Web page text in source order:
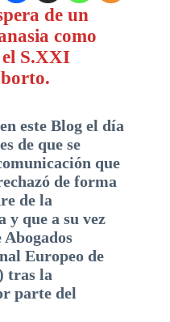
de un
como
S.XXI
este Blog el día
de que se
que
de forma
de la
y que a su vez
Europeo de
tras la
parte del